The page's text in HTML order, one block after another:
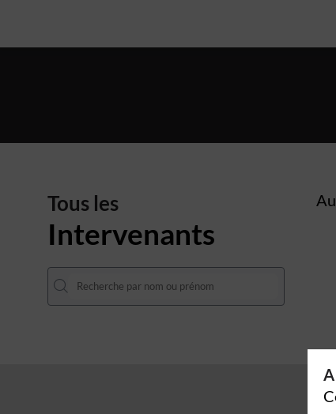
Tous les
Intervenants